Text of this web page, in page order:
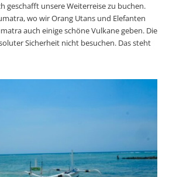
geschafft unsere Weiterreise zu buchen.
wo wir Orang Utans und Elefanten
auch einige schöne Vulkane geben. Die
Sicherheit nicht besuchen. Das steht